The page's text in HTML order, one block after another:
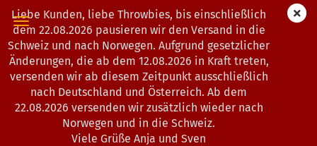
Liebe Kunden, liebe Throwbies, bis einschließlich
dem 22.08.2026 pausieren wir den Versand in die
Schweiz und nach Norwegen. Aufgrund gesetzlicher
Änderungen, die ab dem 12.08.2026 in Kraft treten,
versenden wir ab diesem Zeitpunkt ausschließlich
nach Deutschland und Österreich. Ab dem
22.08.2026 versenden wir zusätzlich wieder nach
Norwegen und in die Schweiz.
Viele Grüße Anja und Sven
« Erster « zurück weiter »
Letzter »
Artikel in dieser Kategorie
Axiom Discs | Crave | Proton | Classic | OOP
1200445 )